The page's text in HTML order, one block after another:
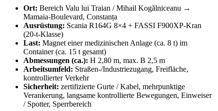
Ort: Bereich Valu lui Traian / Mihail Kogălniceanu →
Mamaia-Boulevard, Constanța
Ausrüstung: Scania R164G 8×4 + FASSI F900XP-Kran
(20-t-Klasse)
Last: Magnet einer medizinischen Anlage (ca. 8 t) im
Container (ca. 15 t gesamt)
Abmessungen (ca.): H 2,80 m, max. B 2,5 m
Arbeitsumfeld: Straßen-/Industriezugang, Freifläche,
kontrollierter Verkehr
Sicherheit: zertifizierte Gurte / Kabel, mehrpunktige
Verankerung, langsame kontrollierte Bewegungen, Einweiser
/ Spotter, Sperrbereich